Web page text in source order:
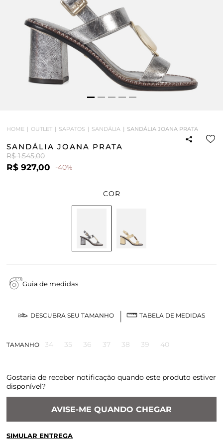
HOME OUTLET SAPATOS SANDÁLIA SANDÁLIA JOANA PRATA
SANDÁLIA JOANA PRATA
R$ 1.545,00
R$ 927,00 -40%
COR
Guia de medidas
DESCUBRA SEU TAMANHO TABELA DE MEDIDAS
TAMANHO 34 35 36 37 38 39 40
Gostaria de receber notificação quando este produto estiver
disponível?
AVISE-ME QUANDO CHEGAR
SIMULAR ENTREGA